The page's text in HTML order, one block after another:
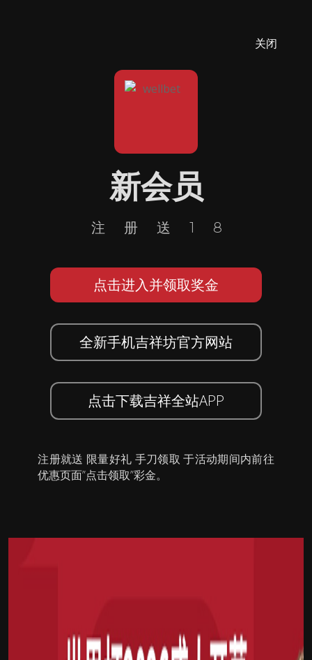
关闭
新会员
注册送18
点击进入并领取奖金
全新手机吉祥坊官方网站
点击下载吉祥全站APP
注册就送 限量好礼 手刀领取 于活动期间内前往
优惠页面”点击领取”彩金。